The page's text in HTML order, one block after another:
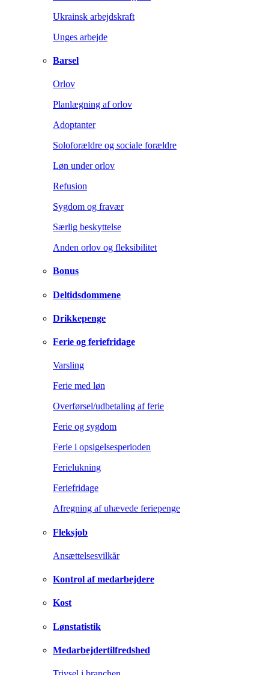
Ukrainsk arbejdskraft
Unges arbejde
Barsel
Orlov
Planlægning af orlov
Adoptanter
Soloforældre og sociale forældre
Løn under orlov
Refusion
Sygdom og fravær
Særlig beskyttelse
Anden orlov og fleksibilitet
Bonus
Deltidsdommene
Drikkepenge
Ferie og feriefridage
Varsling
Ferie med løn
Overførsel/udbetaling af ferie
Ferie og sygdom
Ferie i opsigelsesperioden
Ferielukning
Feriefridage
Afregning af uhævede feriepenge
Fleksjob
Ansættelsesvilkår
Kontrol af medarbejdere
Kost
Lønstatistik
Medarbejdertilfredshed